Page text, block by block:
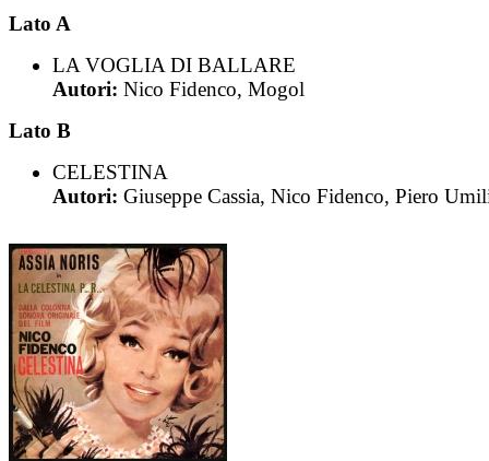
Lato A
LA VOGLIA DI BALLARE
Autori: Nico Fidenco, Mogol
Lato B
CELESTINA
Autori: Giuseppe Cassia, Nico Fidenco, Piero